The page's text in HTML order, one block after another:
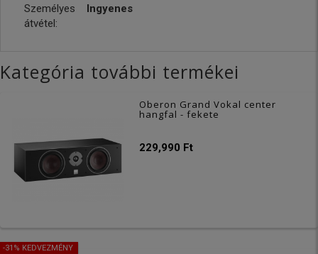
Személyes
átvétel:
Ingyenes
Kategória további termékei
Oberon Grand Vokal center
hangfal - fekete
229,990 Ft
-31% KEDVEZMÉNY